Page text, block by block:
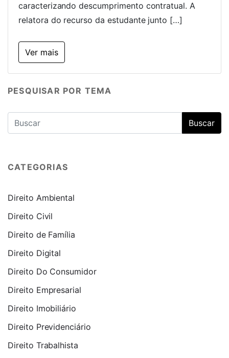
caracterizando descumprimento contratual. A
relatora do recurso da estudante junto […]
Ver mais
PESQUISAR POR TEMA
CATEGORIAS
Direito Ambiental
Direito Civil
Direito de Família
Direito Digital
Direito Do Consumidor
Direito Empresarial
Direito Imobiliário
Direito Previdenciário
Direito Trabalhista